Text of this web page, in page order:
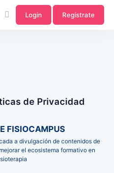
Login Registrate
de Privacidad
FISIOCAMPUS
a divulgación de contenidos de
el ecosistema formativo en